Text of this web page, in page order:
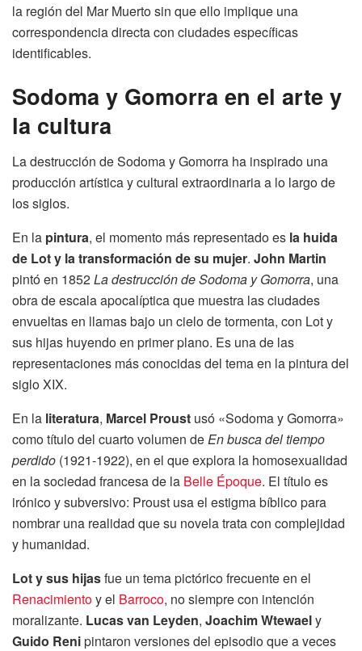
la región del Mar Muerto sin que ello implique una
correspondencia directa con ciudades específicas
identificables.
Sodoma y Gomorra en el arte y
la cultura
La destrucción de Sodoma y Gomorra ha inspirado una
producción artística y cultural extraordinaria a lo largo de
los siglos.
En la pintura, el momento más representado es la huida
de Lot y la transformación de su mujer. John Martin
pintó en 1852La destrucción de Sodoma y Gomorra, una
obra de escala apocalíptica que muestra las ciudades
envueltas en llamas bajo un cielo de tormenta, con Lot y
sus hijas huyendo en primer plano. Es una de las
representaciones más conocidas del tema en la pintura del
siglo XIX.
En la literatura, Marcel Proust usó «Sodoma y Gomorra»
como título del cuarto volumen deEn busca del tiempo
perdido (1921-1922), en el que explora la homosexualidad
en la sociedad francesa de la Belle Époque. El título es
irónico y subversivo: Proust usa el estigma bíblico para
nombrar una realidad que su novela trata con complejidad
y humanidad.
Lot y sus hijasfue un tema pictórico frecuente en el
Renacimientoy el Barroco, no siempre con intención
moralizante. Lucas van Leyden, Joachim Wtewaely
Guido Renipintaron versiones del episodio que a veces